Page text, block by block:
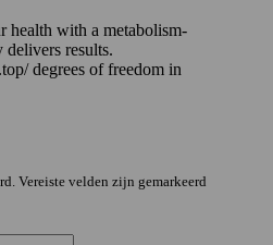
health with a metabolism-
delivers results.
degrees of freedom in
Vereiste velden zijn gemarkeerd